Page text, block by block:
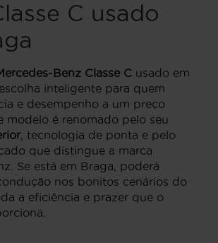
C usado
Benz Classe C usado em
inteligente para quem
e desempenho a um preço
modelo é renomado pelo seu
, tecnologia de ponta e pelo
que distingue a marca
Se está em Braga, poderá
nos bonitos cenários do
a eficiência e prazer que o